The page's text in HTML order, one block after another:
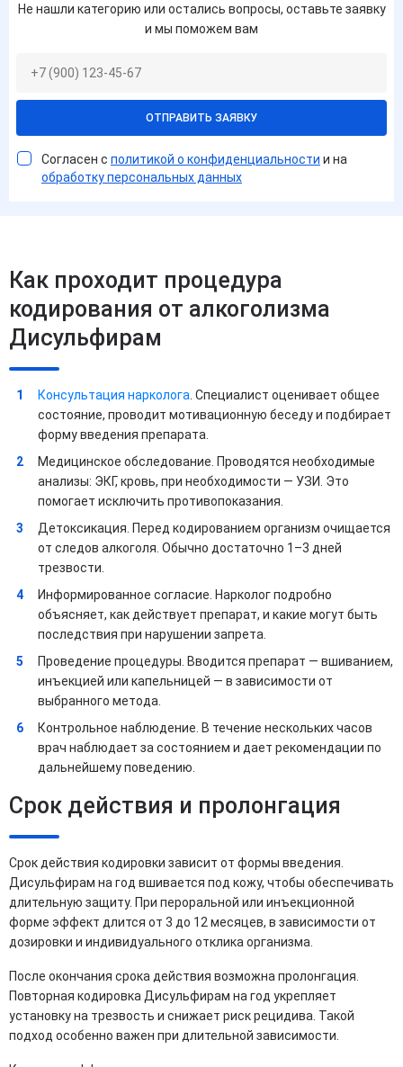
Не нашли категорию или остались вопросы, оставьте заявку
и мы поможем вам
ОТПРАВИТЬ ЗАЯВКУ
Согласен с политикой о конфиденциальности и на
обработку персональных данных
Как проходит процедура
кодирования от алкоголизма
Дисульфирам
Консультация нарколога . Специалист оценивает общее
состояние, проводит мотивационную беседу и подбирает
форму введения препарата.
Медицинское обследование. Проводятся необходимые
анализы: ЭКГ, кровь, при необходимости — УЗИ. Это
помогает исключить противопоказания.
Детоксикация. Перед кодированием организм очищается
от следов алкоголя. Обычно достаточно 1–3 дней
трезвости.
Информированное согласие. Нарколог подробно
объясняет, как действует препарат, и какие могут быть
последствия при нарушении запрета.
Проведение процедуры. Вводится препарат — вшиванием,
инъекцией или капельницей — в зависимости от
выбранного метода.
Контрольное наблюдение. В течение нескольких часов
врач наблюдает за состоянием и дает рекомендации по
дальнейшему поведению.
Срок действия и пролонгация
Срок действия кодировки зависит от формы введения.
Дисульфирам на год вшивается под кожу, чтобы обеспечивать
длительную защиту. При пероральной или инъекционной
форме эффект длится от 3 до 12 месяцев, в зависимости от
дозировки и индивидуального отклика организма.
После окончания срока действия возможна пролонгация.
Повторная кодировка Дисульфирам на год укрепляет
установку на трезвость и снижает риск рецидива. Такой
подход особенно важен при длительной зависимости.